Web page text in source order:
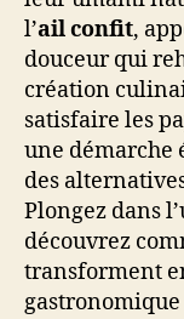
l’ail confit,
douceur qui
création
satisfaire les
une démarche
des
Plongez dans
découvrez
transforment